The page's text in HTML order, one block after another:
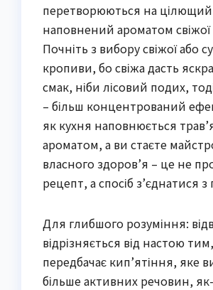
перетворюються на цілющий
наповнений ароматом свіжої
Почніть з вибору свіжої або
кропиви, бо свіжа дасть
смак, ніби лісовий подих,
– більш концентрований
як кухня наповнюється
ароматом, а ви стаєте
власного здоров’я – це не
рецепт, а спосіб з’єднатися
Для глибшого розуміння:
відрізняється від настою
передбачає кип’ятіння, яке
більше активних речовин,